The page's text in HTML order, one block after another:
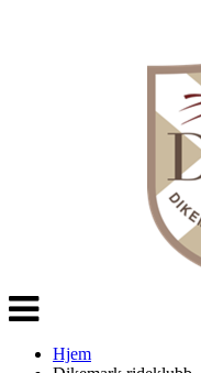
Veksle
navigasjon
Hjem